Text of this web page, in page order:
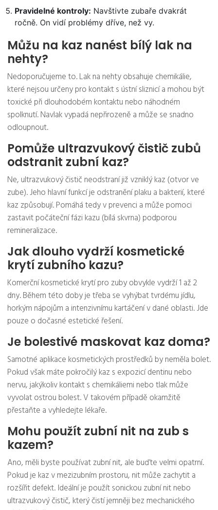
Pravidelné kontroly: Navštivte zubaře dvakrát
ročně. On vidí problémy dříve, než vy.
Můžu na kaz nanést bílý lak na
nehty?
Nedoporučujeme to. Lak na nehty obsahuje chemikálie,
které nejsou určeny pro kontakt s ústní sliznicí a mohou být
toxické při dlouhodobém kontaktu nebo náhodném
spolknutí. Navlak vypadá nepřirozeně a může se snadno
odloupnout.
Pomůže ultrazvukový čistič zubů
odstranit zubní kaz?
Ne, ultrazvukový čistič neodstraní již vzniklý kaz (otvor ve
zube). Jeho hlavní funkcí je odstranění plaku a bakterií, které
kaz způsobují. Pomáhá tedy v prevenci a může pomoci
zastavit počáteční fázi kazu (bílá skvrna) podporou
remineralizace.
Jak dlouho vydrží kosmetické
krytí zubního kazu?
Komerční kosmetické krytí pro zuby obvykle vydrží 1 až 2
dny. Během této doby je třeba se vyhýbat tvrdému jídlu,
horkým nápojům a intenzivnímu kartáčení v dané oblasti. Jde
pouze o dočasné estetické řešení.
Je bolestivé maskovat kaz doma?
Samotné aplikace kosmetických prostředků by neměla bolet.
Pokud však máte pokročilý kaz s expozicí dentinu nebo
nervu, jakýkoliv kontakt s chemikáliemi nebo tlak může
vyvolat ostrou bolest. V takovém případě okamžitě
přestaňte a vyhledejte lékaře.
Mohu použít zubní nit na zub s
kazem?
Ano, měli byste používat zubní nit, ale buďte velmi opatrní.
Pokud je kaz v mezizubním prostoru, nit může zachytit a
rozšířit defekt. Ideální je použít sonickou zubní nit nebo
ultrazvukový čistič, který čistí jemněji bez mechanického